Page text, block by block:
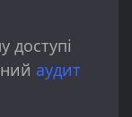
доступі
аудит